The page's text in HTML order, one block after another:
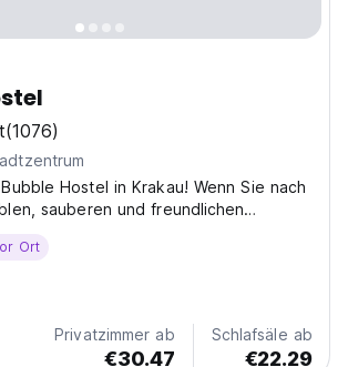
(1076)
Hostel in Krakau! Wenn Sie nach
sauberen und freundlichen
suchen, ist das Bubble Hostel
Sie.
Ort
Privatzimmer ab
€30.47
Schlafsäle ab
€22.29